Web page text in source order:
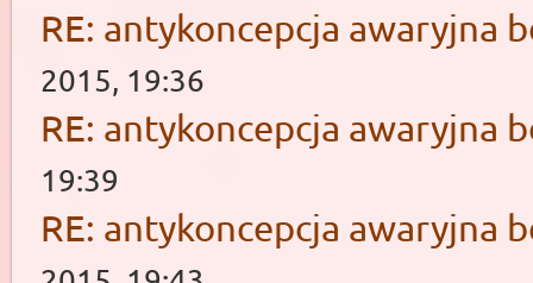
RE: antykoncepcja awaryjna
2015, 19:36
RE: antykoncepcja awaryjna
19:39
RE: antykoncepcja awaryjna